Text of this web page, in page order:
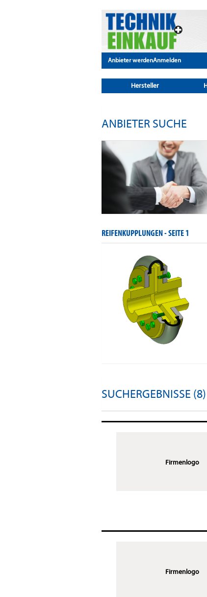
Anbieter werdenAnmelden
Hersteller
ANBIETER SUCHE
REIFENKUPPLUNGEN -SEITE 1
SUCHERGEBNISSE (8)
Firmenlogo
Firmenlogo